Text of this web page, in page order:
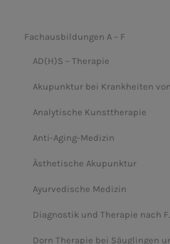
Fachausbildungen A – F
AD(H)S – Therapie
Akupunktur bei Krankheiten
Analytische Kunsttherapie
Anti-Aging-Medizin
Ästhetische Akupunktur
Ayurvedische Medizin
Diagnostik und Therapie nach
Dorn Therapie bei Säuglingen